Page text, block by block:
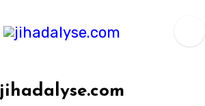
jihadalyse.com